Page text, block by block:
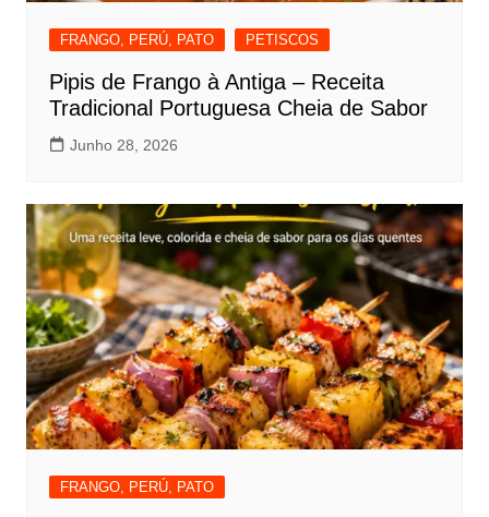
FRANGO, PERÚ, PATO PETISCOS
Pipis de Frango à Antiga – Receita
Tradicional Portuguesa Cheia de Sabor
Junho 28, 2026
FRANGO, PERÚ, PATO